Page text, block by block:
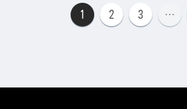
1 2 3 …